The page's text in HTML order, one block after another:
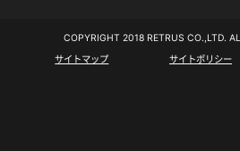
COPYRIGHT 2018 RETRUS CO.,LTD.
サイトマップ
サイトポリシー